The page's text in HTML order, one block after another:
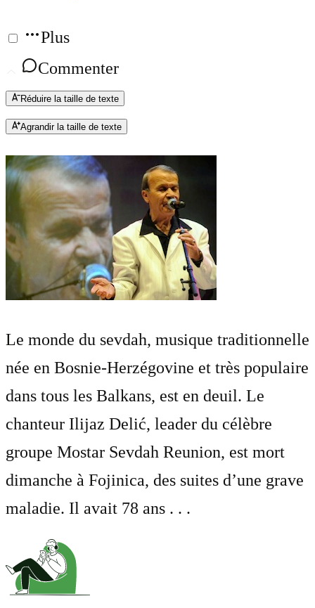
Plus
Commenter
Réduire la taille de texte
Agrandir la taille de texte
Le monde du sevdah, musique traditionnelle
née en Bosnie-Herzégovine et très populaire
dans tous les Balkans, est en deuil. Le
chanteur Ilijaz Delić, leader du célèbre
groupe Mostar Sevdah Reunion, est mort
dimanche à Fojinica, des suites d’une grave
maladie. Il avait 78 ans . . .